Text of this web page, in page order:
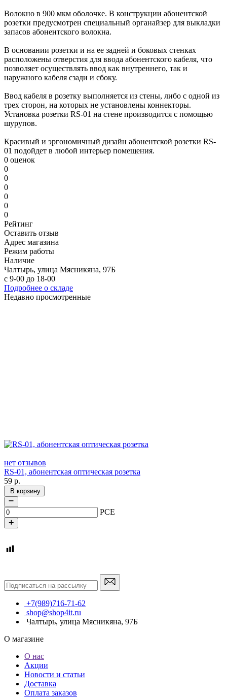
Волокно в 900 мкм оболочке. В конструкции абонентской
розетки предусмотрен специальный органайзер для выкладки
запасов абонентского волокна.
В основании розетки и на ее задней и боковых стенках
расположены отверстия для ввода абонентского кабеля, что
позволяет осуществлять ввод как внутреннего, так и
наружного кабеля сзади и сбоку.
Ввод кабеля в розетку выполняется из стены, либо с одной из
трех сторон, на которых не установлены коннекторы.
Установка розетки RS-01 на стене производится с помощью
шурупов.
Красивый и эргономичный дизайн абонентской розетки RS-
01 подойдет в любой интерьер помещения.
0 оценок
0
0
0
0
0
0
Рейтинг
Оставить отзыв
Адрес магазина
Режим работы
Наличие
Чалтырь, улица Мясникяна, 97Б
с 9-00 до 18-00
Подробнее о складе
Недавно просмотренные
нет отзывов
RS-01, абонентская оптическая розетка
59 р.
В корзину
PCE
+7(989)716-71-62
shop@shop4it.ru
Чалтырь, улица Мясникяна, 97Б
О магазине
О нас
Акции
Новости и статьи
Доставка
Оплата заказов